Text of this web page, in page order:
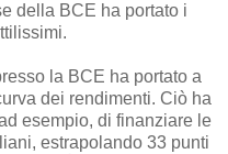
della BCE ha portato i
la BCE ha portato a
dei rendimenti. Ciò ha
esempio, di finanziare le
estrapolando 33 punti